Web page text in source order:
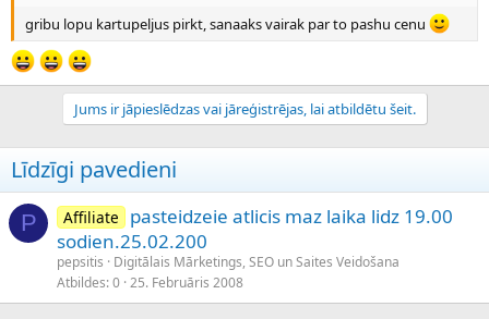
gribu lopu kartupeljus pirkt, sanaaks vairak par to pashu cenu
Jums ir jāpieslēdzas vai jāreģistrējas, lai atbildētu šeit.
Līdzīgi pavedieni
P Affiliate
pasteidzeie atlicis maz laika lidz 19.00
sodien.25.02.200
pepsitis
Digitālais Mārketings, SEO un Saites Veidošana
Atbildes 0 25. Februāris 2008